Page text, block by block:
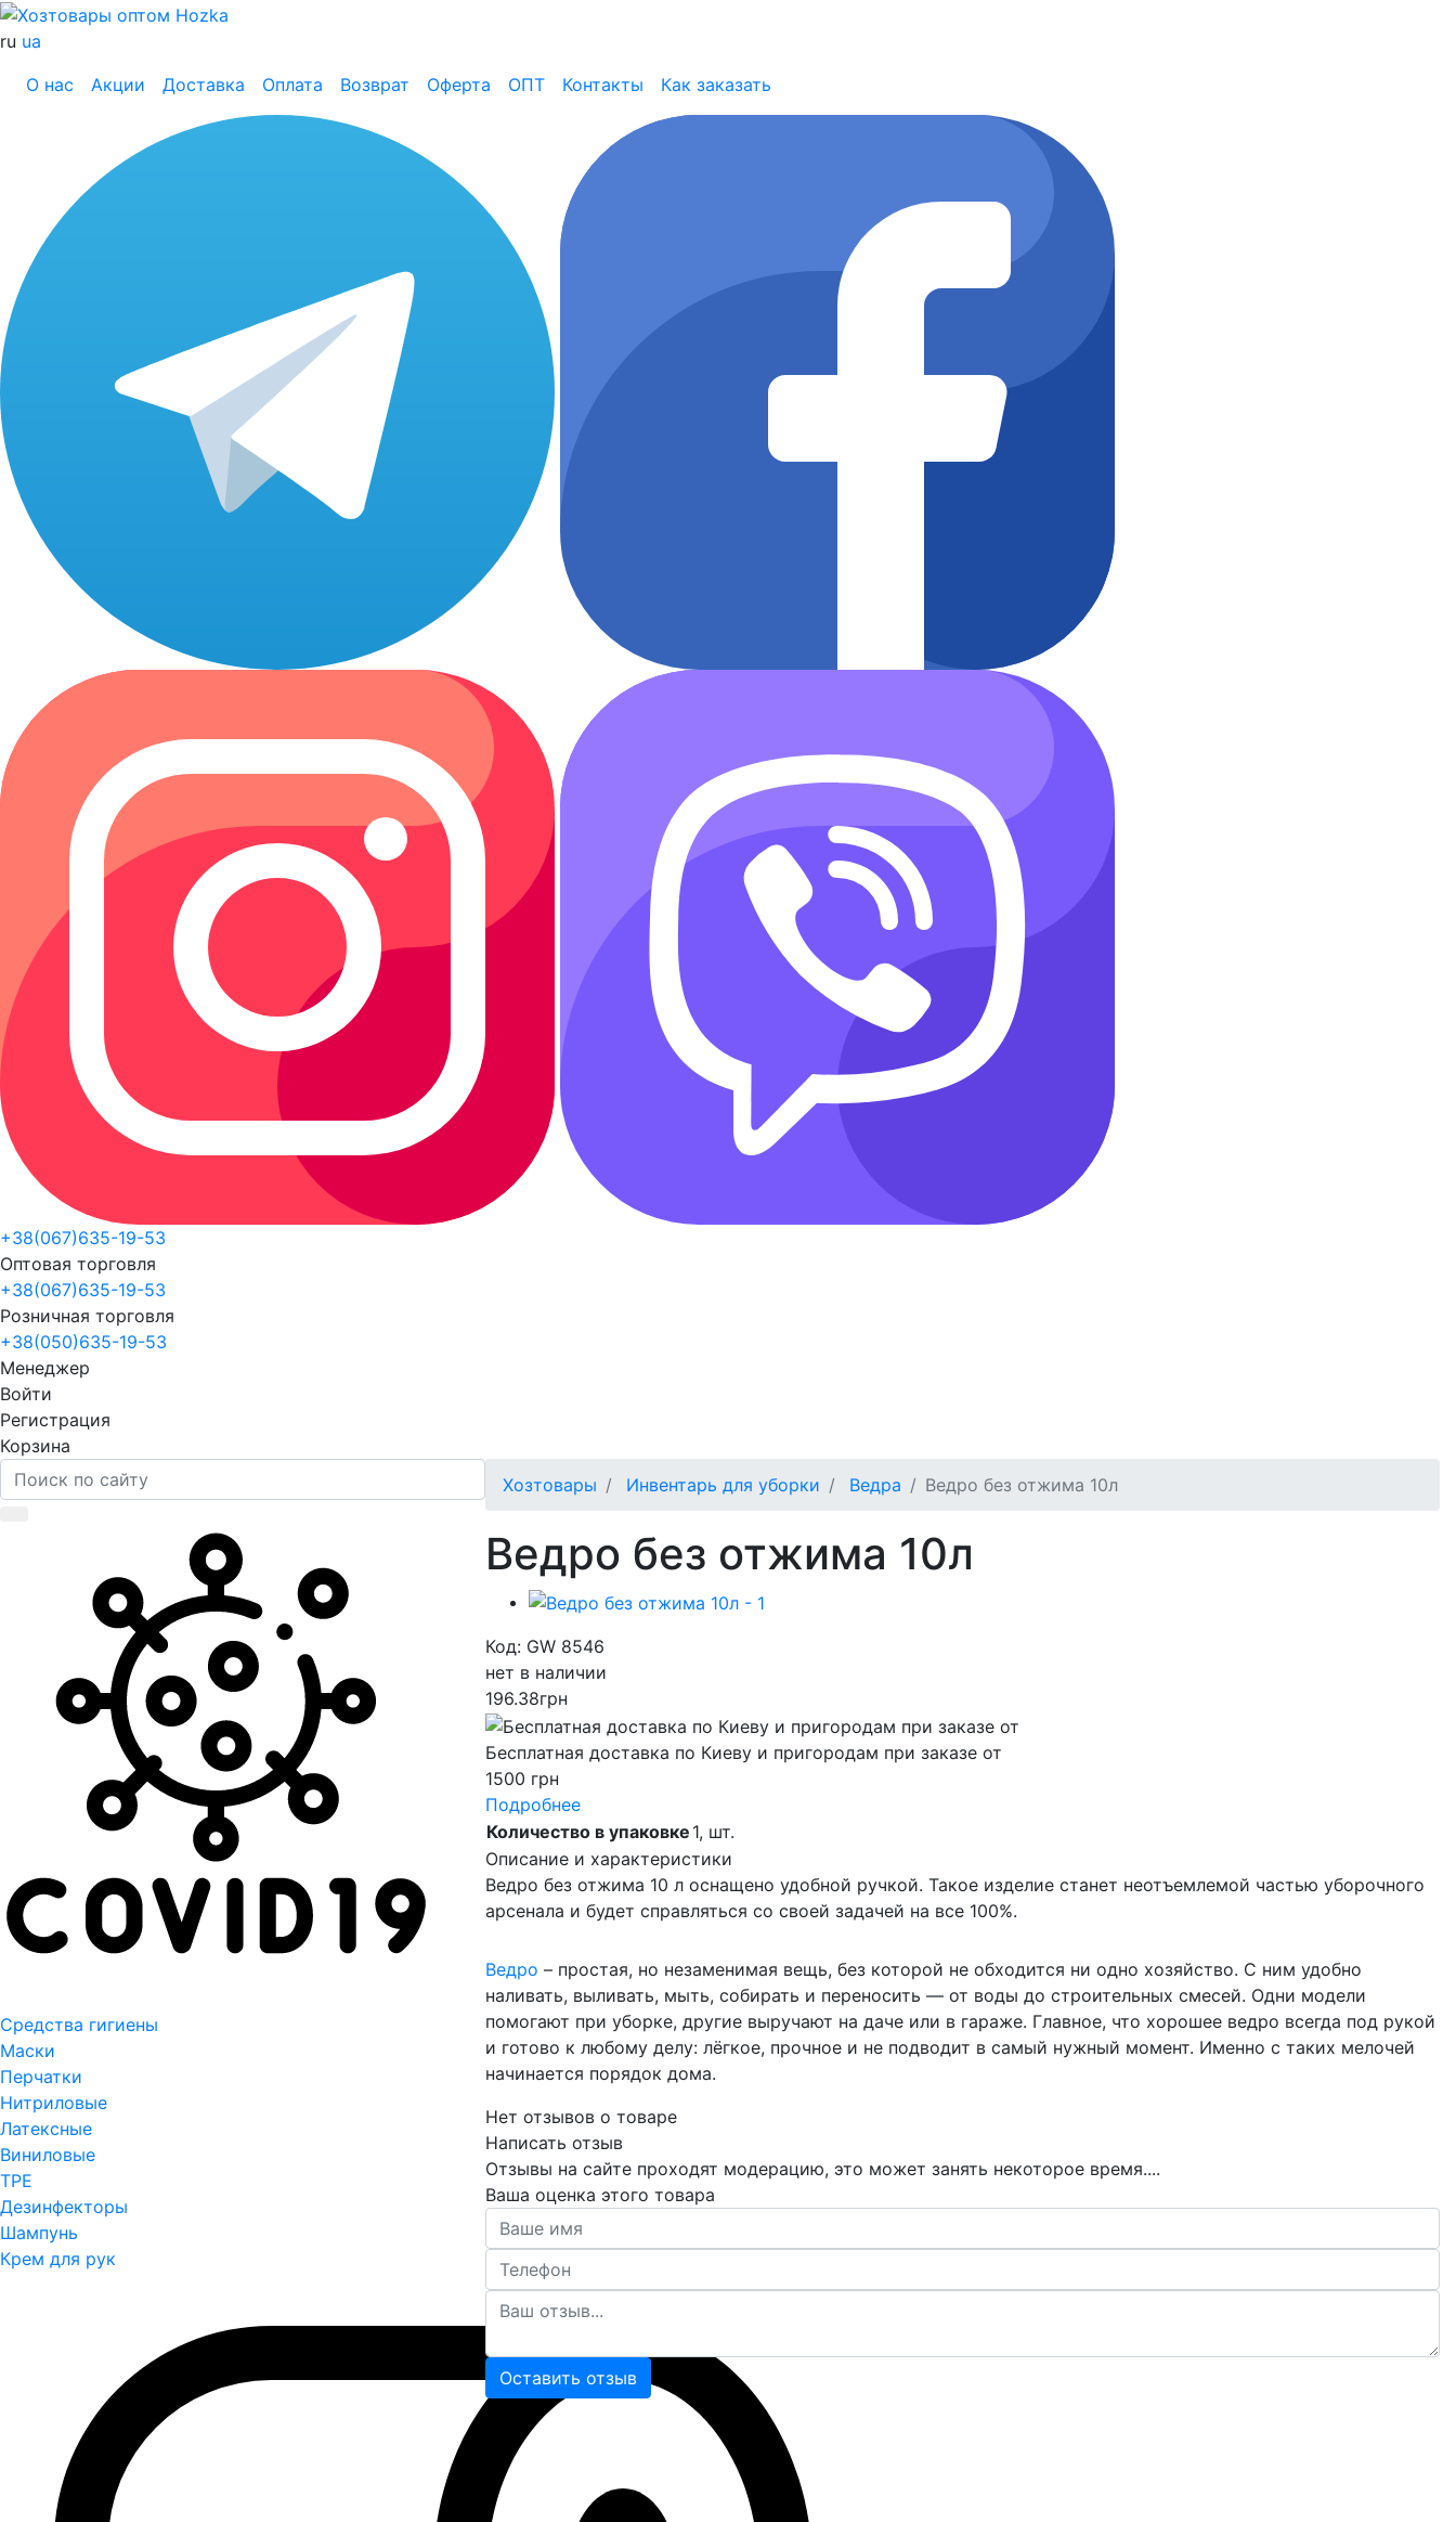
ru ua
О нас
Акции Доставка Оплата Возврат Оферта ОПТ Контакты Как заказать
+38(067)635-19-53
Оптовая торговля
+38(067)635-19-53
Розничная торговля
+38(050)635-19-53
Менеджер
Войти
Регистрация
Корзина
Средства гигиены
Маски
Перчатки
Нитриловые
Латексные
Виниловые
TPE
Дезинфекторы
Шампунь
Крем для рук
Хозтовары Инвентарь для уборки Ведра Ведро без отжима 10л
Ведро без отжима 10л
Код: GW 8546
нет в наличии
196.38грн
Бесплатная доставка по Киеву и пригородам при заказе от
1500 грн
Подробнее
Количество в упаковке 1, шт.
Описание и характеристики
Ведро без отжима 10 л оснащено удобной ручкой. Такое изделие станет неотъемлемой частью уборочного
арсенала и будет справляться со своей задачей на все 100%.
Ведро – простая, но незаменимая вещь, без которой не обходится ни одно хозяйство. С ним удобно
наливать, выливать, мыть, собирать и переносить — от воды до строительных смесей. Одни модели
помогают при уборке, другие выручают на даче или в гараже. Главное, что хорошее ведро всегда под рукой
и готово к любому делу: лёгкое, прочное и не подводит в самый нужный момент. Именно с таких мелочей
начинается порядок дома.
Нет отзывов о товаре
Написать отзыв
Отзывы на сайте проходят модерацию, это может занять некоторое время....
Ваша оценка этого товара
Оставить отзыв